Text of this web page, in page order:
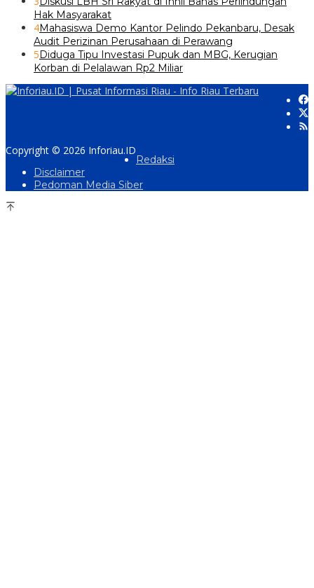
Hak Masyarakat
4Mahasiswa Demo Kantor Pelindo Pekanbaru, Desak
Audit Perizinan Perusahaan di Perawang
5 Diduga Tipu Investasi Pupuk dan MBG, Kerugian
Korban di Pelalawan Rp2 Miliar
Copyright © 2026 Inforiau.ID
Redaksi
Disclaimer
Pedoman Media Siber